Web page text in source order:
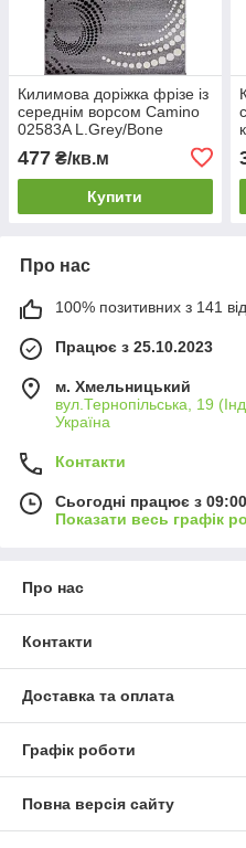
Килимова доріжка фрізе із
середнім ворсом Camino
02583A L.Grey/Bone
коридор
477 ₴/кв.м
Купити
Про нас
100% позитивних з 141
Працює з 25.10.2023
м. Хмельницький
вул.Тернопільська, 19
Україна
Контакти
Сьогодні працює з
Показати весь графік
Про нас
Контакти
Доставка та оплата
Графік роботи
Повна версія сайту